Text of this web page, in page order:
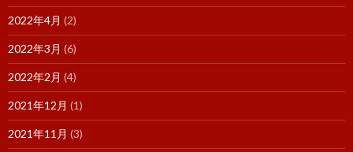
2022年4月 (2)
2022年3月 (6)
2022年2月 (4)
2021年12月 (1)
2021年11月 (3)